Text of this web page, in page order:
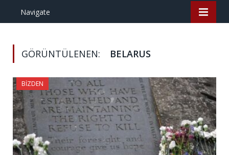
Navigate
GÖRÜNTÜLENEN: BELARUS
BIZDEN